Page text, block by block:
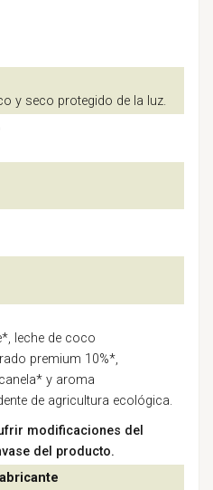
y seco protegido de la luz.
leche de coco
premium 10%*,
y aroma
de agricultura ecológica.
modificaciones del
del producto.